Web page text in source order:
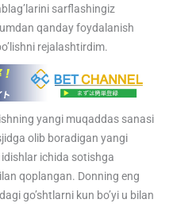
sarflashingiz
qanday foydalanish
rejalashtirdim.
yangi muqaddas sanasi
olib boradigan yangi
ichida sotishga
qoplangan. Donning eng
go’shtlarni kun bo’yi u bilan